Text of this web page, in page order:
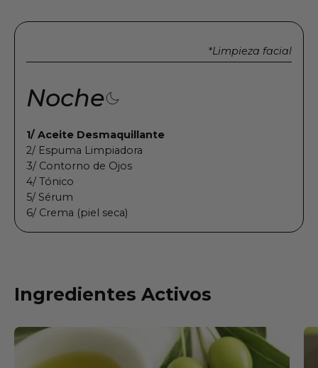
*Limpieza facial
Noche
1/ Aceite Desmaquillante
2/ Espuma Limpiadora
3/ Contorno de Ojos
4/ Tónico
5/ Sérum
6/ Crema (piel seca)
Ingredientes Activos